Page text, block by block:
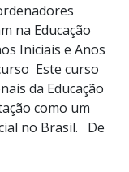
na Educação
Iniciais e Anos
Este curso
da Educação
como um
no Brasil. De